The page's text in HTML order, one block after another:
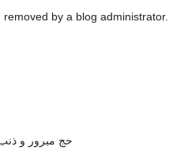
by a blog administrator.
حج مبرور و